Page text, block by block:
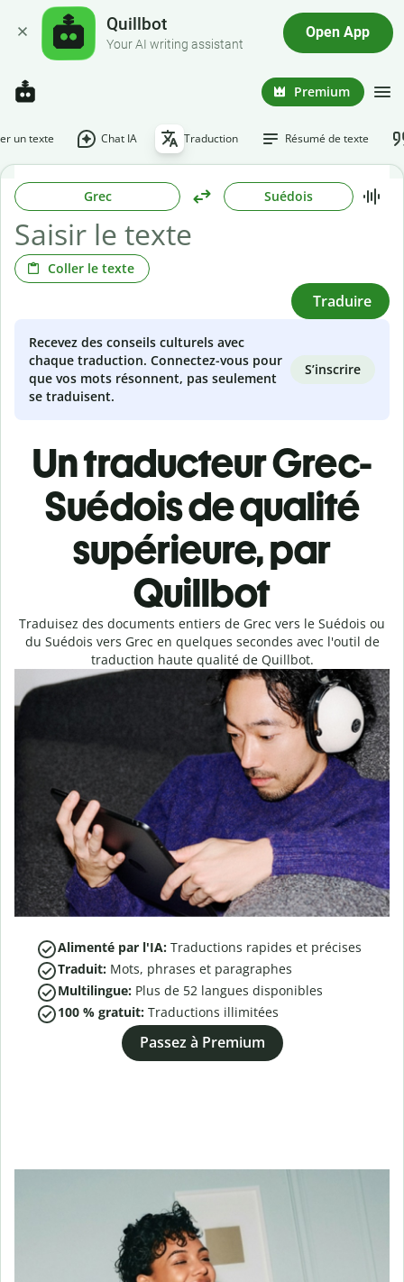
Quillbot
Your AI writing assistant
Open App
Premium
un texte Chat IA Traduction Résumé de texte
Grec Suédois
Coller le texte
Traduire
Recevez des conseils culturels avec
chaque traduction. Connectez-vous pour
que vos mots résonnent, pas seulement
se traduisent.
S’inscrire
Un traducteur Grec-
Suédois de qualité
supérieure, par
Quillbot
Traduisez des documents entiers de Grec vers le Suédois ou
du Suédois vers Grec en quelques secondes avec l'outil de
traduction haute qualité de Quillbot.
Alimenté par l'IA: Traductions rapides et précises
Traduit: Mots, phrases et paragraphes
Multilingue: Plus de 52 langues disponibles
100 % gratuit: Traductions illimitées
Passez à Premium